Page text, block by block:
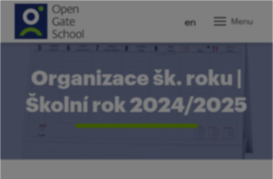
Menu
cz
en
Organizace šk. roku |
Školní rok 2024/2025